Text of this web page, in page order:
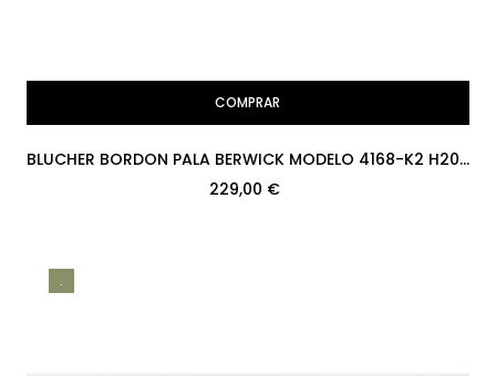
COMPRAR
BLUCHER BORDON PALA BERWICK MODELO 4168-K2 H207
COUNTRY CALF TESTA...
229,00 €
.